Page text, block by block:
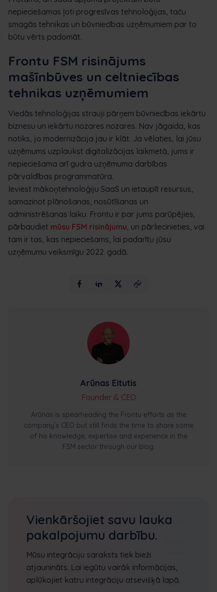
nepieciešamas ļoti progresīvas tehnoloģijas, taču
smagās tehnikas un būvniecības uzņēmumiem par to
būtu vērts padomāt.
Frontu FSM risinājums
mašīnbūves un celtniecības
tehnikas uzņēmumiem
Viedās tehnoloģijas strauji pārņem būvniecības iekārtu
biznesu un iekārtu nozares nozares. Nav jāgaida, kas
notiks, jo modernizācija jau ir klāt. Ja vēlaties, lai jūsu
uzņēmums uzplaukst digitalizācijas laikmetā, jums ir
nepieciešama arī gudra uzņēmuma darbības
pārvaldības programmatūra.
Ieviest mākoņtehnoloģiju SaaS un ietaupīt resursus,
samazinot plānošanas, nosūtīšanas un
administrēšanas laiku. Frontu ir par jums parūpējies,
pārbaudiet mūsu FSM risinājumu, un pārliecinieties, vai
tam ir tas, kas nepieciešams, lai padarītu jūsu
uzņēmumu veiksmīgu 2022. gadā.
Arūnas Eitutis
Founder & CEO
Arūnas is spearheading the Frontu efforts as the
company’s CEO but still finds the time to share some
of his knowledge, expertise and experience in the
FSM sector through our blog.
Vienkāršojiet savu lauka
pakalpojumu darbību.
Mūsu integrāciju saraksts tiek bieži
atjaunināts. Lai iegūtu vairāk informācijas,
aplūkojiet katru integrāciju atsevišķā lapā.